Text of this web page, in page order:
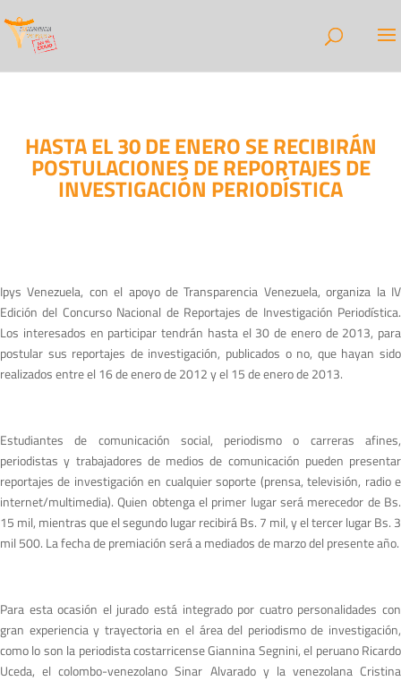
HASTA EL 30 DE ENERO SE RECIBIRÁN
POSTULACIONES DE REPORTAJES DE
INVESTIGACIÓN PERIODÍSTICA
Ipys Venezuela, con el apoyo de Transparencia Venezuela, organiza la IV
Edición del Concurso Nacional de Reportajes de Investigación Periodística.
Los interesados en participar tendrán hasta el 30 de enero de 2013, para
postular sus reportajes de investigación, publicados o no, que hayan sido
realizados entre el 16 de enero de 2012 y el 15 de enero de 2013.
Estudiantes de comunicación social, periodismo o carreras afines,
periodistas y trabajadores de medios de comunicación pueden presentar
reportajes de investigación en cualquier soporte (prensa, televisión, radio e
internet/multimedia). Quien obtenga el primer lugar será merecedor de Bs.
15 mil, mientras que el segundo lugar recibirá Bs. 7 mil, y el tercer lugar Bs. 3
mil 500. La fecha de premiación será a mediados de marzo del presente año.
Para esta ocasión el jurado está integrado por cuatro personalidades con
gran experiencia y trayectoria en el área del periodismo de investigación,
como lo son la periodista costarricense Giannina Segnini, el peruano Ricardo
Uceda, el colombo-venezolano Sinar Alvarado y la venezolana Cristina